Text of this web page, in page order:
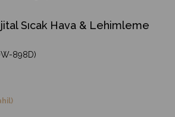
Sıcak Hava & Lehimleme
898D)